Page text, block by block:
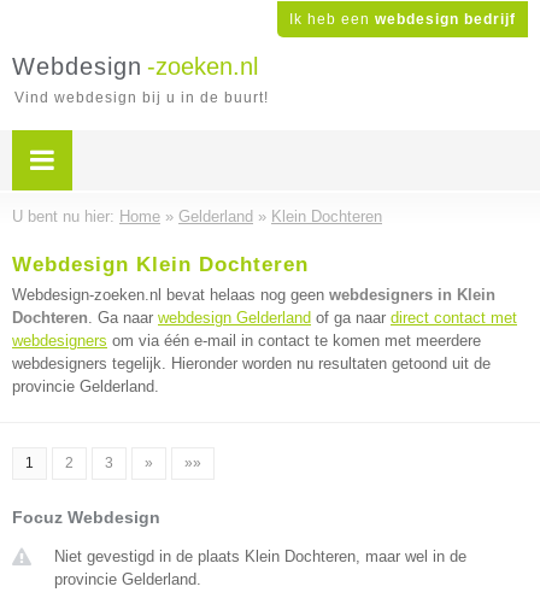
Ik heb een webdesign bedrijf
Webdesign -zoeken.nl
Vind webdesign bij u in de buurt!
U bent nu hier: Home » Gelderland » Klein Dochteren
Webdesign Klein Dochteren
Webdesign-zoeken.nl bevat helaas nog geen webdesigners in Klein
Dochteren. Ga naar webdesign Gelderland of ga naar direct contact met
webdesigners om via één e-mail in contact te komen met meerdere
webdesigners tegelijk. Hieronder worden nu resultaten getoond uit de
provincie Gelderland.
1 2 3 » »»
Focuz Webdesign
Niet gevestigd in de plaats Klein Dochteren, maar wel in de
provincie Gelderland.